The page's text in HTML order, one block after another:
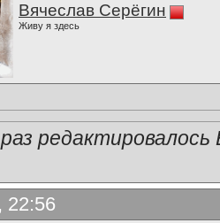
Вячеслав Серёгин
Живу я здесь
22:56